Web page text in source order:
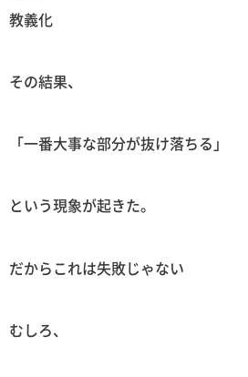
教義化
その結果、
「一番大事な部分が抜け落ちる」
という現象が起きた。
だからこれは失敗じゃない
むしろ、